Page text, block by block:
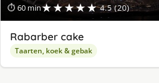
⏱ 60 min★★★★★ 4.5 (20)
Rabarber cake
Taarten, koek & gebak